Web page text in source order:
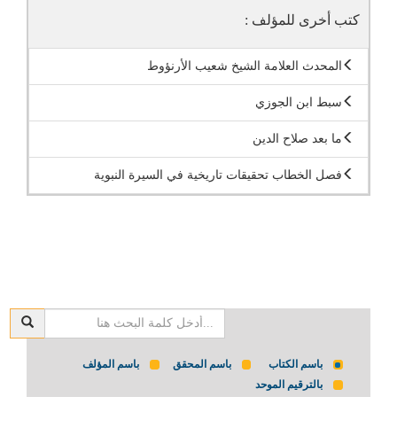
كتب أخرى للمؤلف :
المحدث العلامة الشيخ شعيب الأرنؤوط
سبط ابن الجوزي
ما بعد صلاح الدين
فصل الخطاب تحقيقات تاريخية في السيرة النبوية
باسم الكتاب باسم المحقق
باسم المؤلف
بالترقيم الموحد